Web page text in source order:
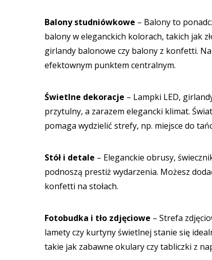
Balony studniówkowe – Balony to
balony w eleganckich kolorach, takich jak
girlandy balonowe czy balony z konfetti.
efektownym punktem centralnym.
Świetlne dekoracje – Lampki LED,
przytulny, a zarazem elegancki klimat.
pomaga wydzielić strefy, np. miejsce do
Stół i detale – Eleganckie obrusy,
podnoszą prestiż wydarzenia. Możesz
konfetti na stołach.
Fotobudka i tło zdjęciowe – Strefa
lamety czy kurtyny świetlnej stanie się
takie jak zabawne okulary czy tabliczki z